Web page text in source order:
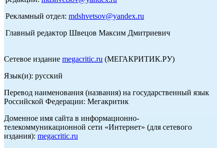
Рекламный отдел: mdshvetsov@yandex.ru
Главный редактор Швецов Максим Дмитриевич
Сетевое издание megacritic.ru (МЕГАКРИТИК.РУ)
Язык(и): русский
Перевод наименования (названия) на государственный язык
Российской Федерации: Мегакритик
Доменное имя сайта в информационно-
телекоммуникационной сети «Интернет» (для сетевого
издания): megacritic.ru